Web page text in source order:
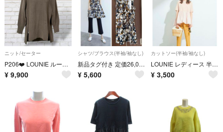
ニット/セーター
P206❤️ LOUNIE ルーニィ ハイネック リブニット プルオーバー ブラウン F
¥ 9,900
シャツ/ブラウス(半袖/袖なし)
新品タグ付き 定価26,000円 LOUNIE 迷彩柄ブラウス 美品
¥ 5,600
カットソー(半袖/袖なし)
LOUNIE レディース 半袖 ペプラム カットソー ピンク
¥ 3,500